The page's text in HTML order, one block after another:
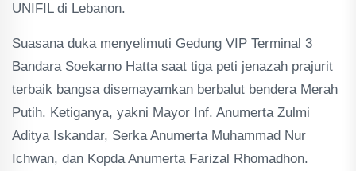
UNIFIL di Lebanon.
Suasana duka menyelimuti Gedung VIP Terminal 3
Bandara Soekarno Hatta saat tiga peti jenazah prajurit
terbaik bangsa disemayamkan berbalut bendera Merah
Putih. Ketiganya, yakni Mayor Inf. Anumerta Zulmi
Aditya Iskandar, Serka Anumerta Muhammad Nur
Ichwan, dan Kopda Anumerta Farizal Rhomadhon.